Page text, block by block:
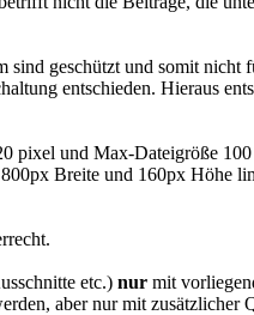
sind geschützt und somit nicht
entschieden. Hieraus
pixel und Max-Dateigröße
Breite und 160px Höhe
etc.) nur mit
aber nur mit zusätzlicher